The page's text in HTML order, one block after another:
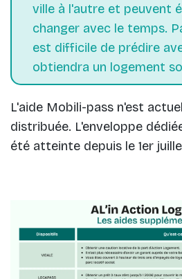
ville à l'autre et peuvent
changer avec le temps.
est difficile de prédire
obtiendra un logement
L'aide Mobili-pass n'est
distribuée. L'enveloppe
été atteinte depuis le 1er